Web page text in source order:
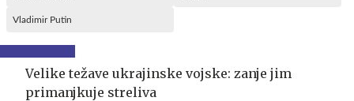
Vladimir Putin
Velike težave ukrajinske vojske: zanje jim
primanjkuje streliva